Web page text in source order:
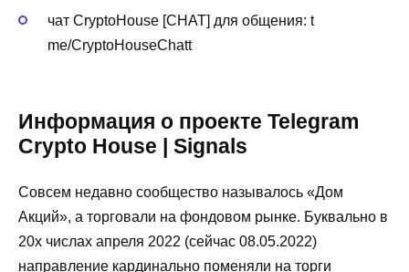
чат CryptoHouse [CHAT] для общения: t
me/CryptoHouseChatt
Информация о проекте Telegram
Crypto House | Signals
Совсем недавно сообщество называлось «Дом
Акций», а торговали на фондовом рынке. Буквально в
20х числах апреля 2022 (сейчас 08.05.2022)
направление кардинально поменяли на торги